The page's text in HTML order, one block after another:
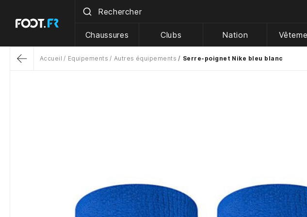
Chaussures Clubs Nation
Accueil Equipements Autres équipements Serre-poignet Nike bleu blanc